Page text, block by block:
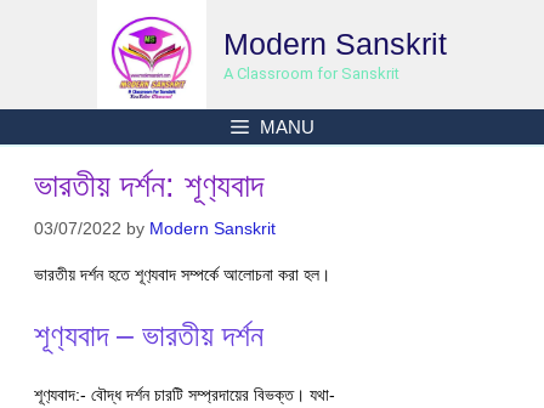
Modern Sanskrit
A Classroom for Sanskrit
MANU
ভারতীয় দর্শন: শূণ‍্যবাদ
03/07/2022 by Modern Sanskrit
ভারতীয় দর্শন হতে শূণ‍্যবাদ সম্পর্কে আলোচনা করা হল।
শূণ‍্যবাদ – ভারতীয় দর্শন
শূণ‍্যবাদ:- বৌদ্ধ দর্শন চারটি সম্প্রদায়ের বিভক্ত। যথা-